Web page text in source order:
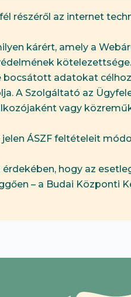
részéről az internet
kárért, amely a
kötelezettsége.
bocsátott adatokat
A Szolgáltató az
vagy
ÁSZF feltételeit
hogy az
– a Budai Központi